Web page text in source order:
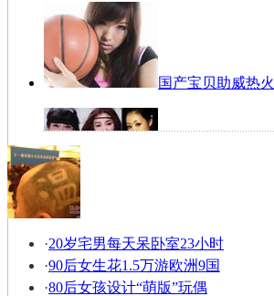
国产宝贝助威热火
NBA纹身男全搜罗
·20岁宅男每天呆卧室23小时
·90后女生花1.5万游欧洲9国
·80后女孩设计“萌版”玩偶